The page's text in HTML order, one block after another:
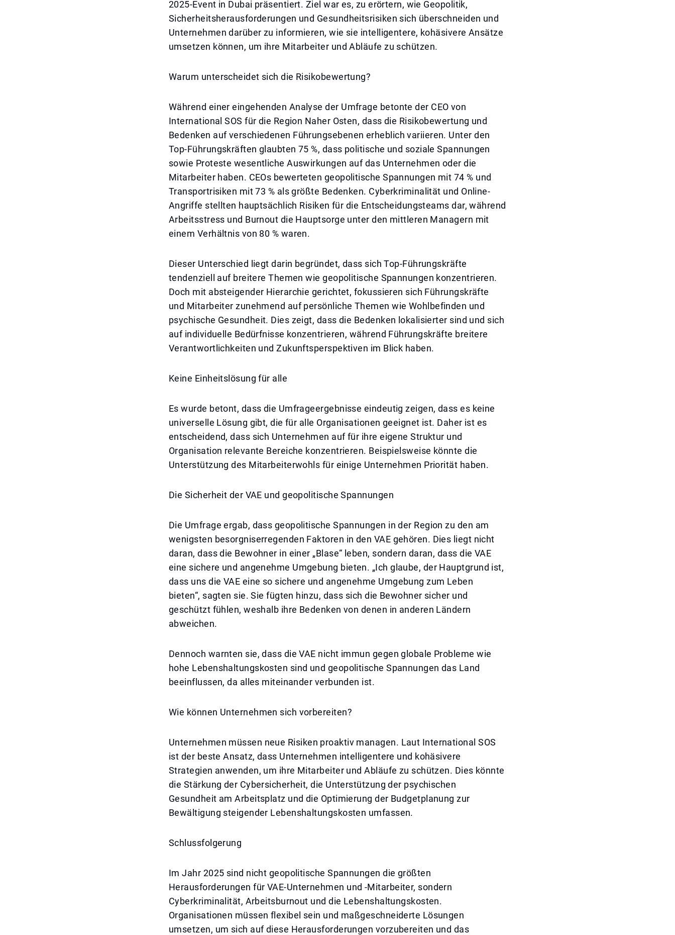
2025-Event in Dubai präsentiert. Ziel war es, zu erörtern, wie Geopolitik,
Sicherheitsherausforderungen und Gesundheitsrisiken sich überschneiden und
Unternehmen darüber zu informieren, wie sie intelligentere, kohäsivere Ansätze
umsetzen können, um ihre Mitarbeiter und Abläufe zu schützen.
Warum unterscheidet sich die Risikobewertung?
Während einer eingehenden Analyse der Umfrage betonte der CEO von
International SOS für die Region Naher Osten, dass die Risikobewertung und
Bedenken auf verschiedenen Führungsebenen erheblich variieren. Unter den
Top-Führungskräften glaubten 75 %, dass politische und soziale Spannungen
sowie Proteste wesentliche Auswirkungen auf das Unternehmen oder die
Mitarbeiter haben. CEOs bewerteten geopolitische Spannungen mit 74 % und
Transportrisiken mit 73 % als größte Bedenken. Cyberkriminalität und Online-
Angriffe stellten hauptsächlich Risiken für die Entscheidungsteams dar, während
Arbeitsstress und Burnout die Hauptsorge unter den mittleren Managern mit
einem Verhältnis von 80 % waren.
Dieser Unterschied liegt darin begründet, dass sich Top-Führungskräfte
tendenziell auf breitere Themen wie geopolitische Spannungen konzentrieren.
Doch mit absteigender Hierarchie gerichtet, fokussieren sich Führungskräfte
und Mitarbeiter zunehmend auf persönliche Themen wie Wohlbefinden und
psychische Gesundheit. Dies zeigt, dass die Bedenken lokalisierter sind und sich
auf individuelle Bedürfnisse konzentrieren, während Führungskräfte breitere
Verantwortlichkeiten und Zukunftsperspektiven im Blick haben.
Keine Einheitslösung für alle
Es wurde betont, dass die Umfrageergebnisse eindeutig zeigen, dass es keine
universelle Lösung gibt, die für alle Organisationen geeignet ist. Daher ist es
entscheidend, dass sich Unternehmen auf für ihre eigene Struktur und
Organisation relevante Bereiche konzentrieren. Beispielsweise könnte die
Unterstützung des Mitarbeiterwohls für einige Unternehmen Priorität haben.
Die Sicherheit der VAE und geopolitische Spannungen
Die Umfrage ergab, dass geopolitische Spannungen in der Region zu den am
wenigsten besorgniserregenden Faktoren in den VAE gehören. Dies liegt nicht
daran, dass die Bewohner in einer „Blase“ leben, sondern daran, dass die VAE
eine sichere und angenehme Umgebung bieten. „Ich glaube, der Hauptgrund ist,
dass uns die VAE eine so sichere und angenehme Umgebung zum Leben
bieten“, sagten sie. Sie fügten hinzu, dass sich die Bewohner sicher und
geschützt fühlen, weshalb ihre Bedenken von denen in anderen Ländern
abweichen.
Dennoch warnten sie, dass die VAE nicht immun gegen globale Probleme wie
hohe Lebenshaltungskosten sind und geopolitische Spannungen das Land
beeinflussen, da alles miteinander verbunden ist.
Wie können Unternehmen sich vorbereiten?
Unternehmen müssen neue Risiken proaktiv managen. Laut International SOS
ist der beste Ansatz, dass Unternehmen intelligentere und kohäsivere
Strategien anwenden, um ihre Mitarbeiter und Abläufe zu schützen. Dies könnte
die Stärkung der Cybersicherheit, die Unterstützung der psychischen
Gesundheit am Arbeitsplatz und die Optimierung der Budgetplanung zur
Bewältigung steigender Lebenshaltungskosten umfassen.
Schlussfolgerung
Im Jahr 2025 sind nicht geopolitische Spannungen die größten
Herausforderungen für VAE-Unternehmen und -Mitarbeiter, sondern
Cyberkriminalität, Arbeitsburnout und die Lebenshaltungskosten.
Organisationen müssen flexibel sein und maßgeschneiderte Lösungen
umsetzen, um sich auf diese Herausforderungen vorzubereiten und das